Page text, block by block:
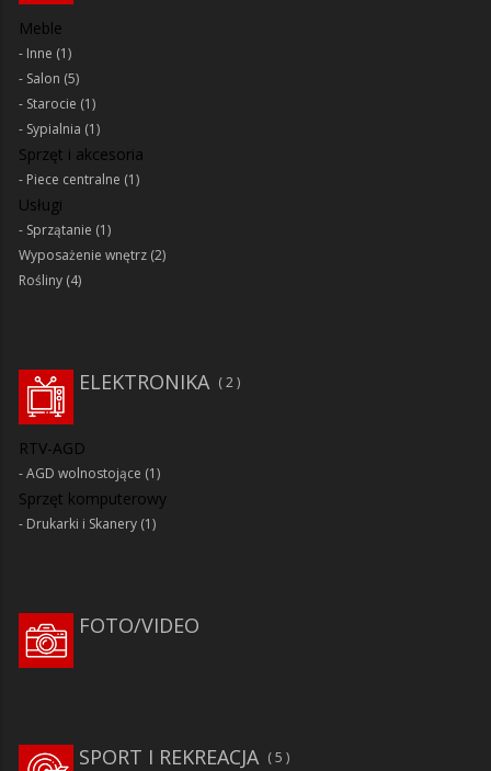
Meble
Inne (1)
Salon (5)
Starocie (1)
Sypialnia (1)
Sprzęt i akcesoria
Piece centralne (1)
Usługi
Sprzątanie (1)
Wyposażenie wnętrz (2)
Rośliny (4)
2
ELEKTRONIKA
RTV-AGD
AGD wolnostojące (1)
Sprzęt komputerowy
Drukarki i Skanery (1)
FOTO/VIDEO
SPORT I REKREACJA 5